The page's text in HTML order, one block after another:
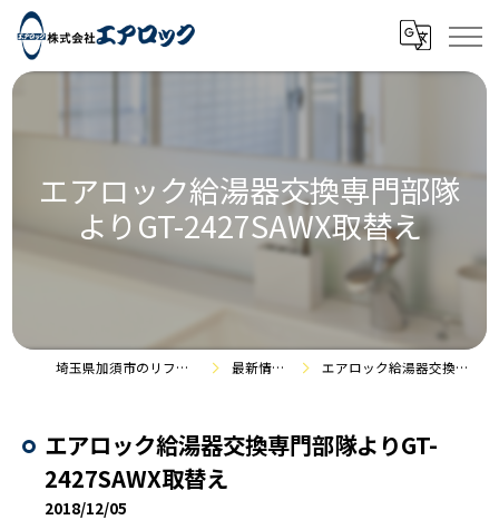
エアロック給湯器交換専門部隊
よりGT-2427SAWX取替え
埼玉県加須市のリフォームなら株式会社エアロック 最新情報・施工事例 エアロック給湯器交換専門部隊よりGT-2427SAWX取替え
エアロック給湯器交換専門部隊よりGT-
2427SAWX取替え
2018/12/05